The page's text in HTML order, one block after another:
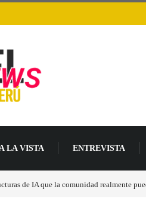
LA VISTA ENTREVISTA
RDNA 5 ya están en fase avanzada